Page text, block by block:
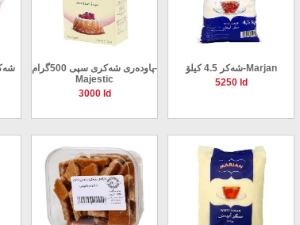
پاودەری شەکری سپی 500گرام-
Majestic
3000 Id
شەکر 4.5 کیلۆ-Marjan
5250 Id